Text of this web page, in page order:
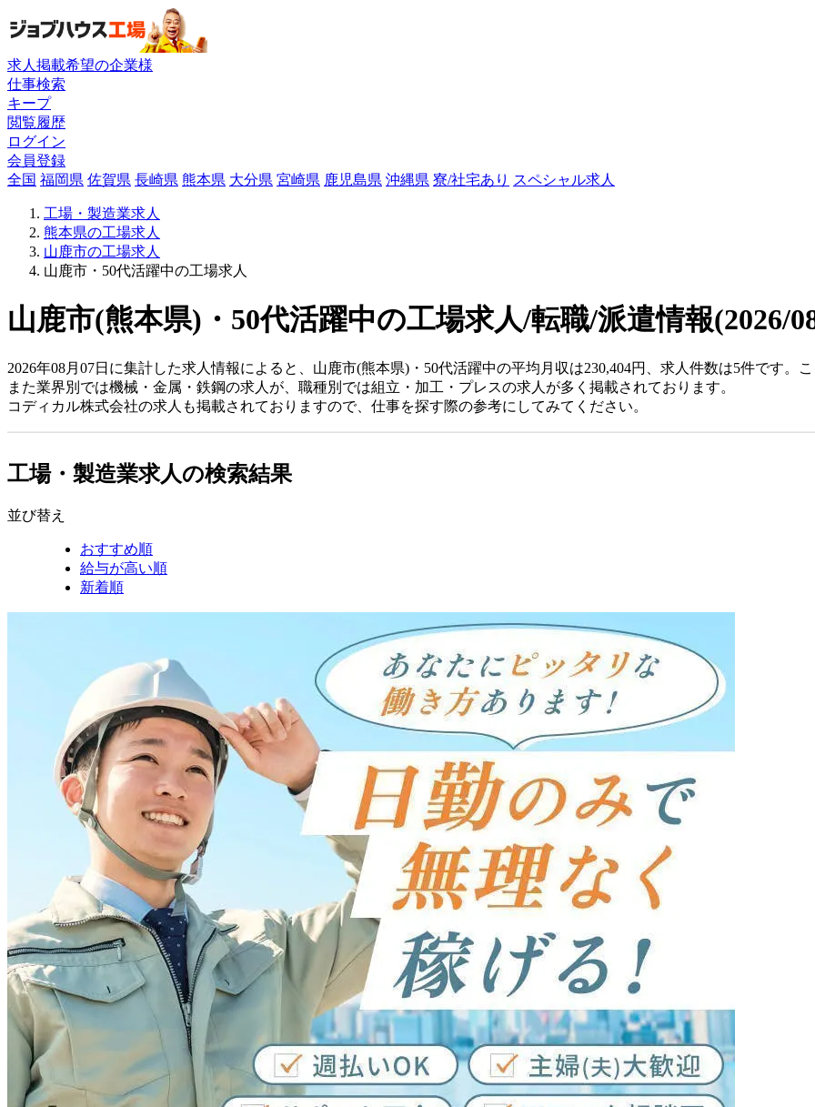
求人掲載希望の企業様
仕事検索
キープ
閲覧履歴
ログイン
会員登録
全国 福岡県 佐賀県 長崎県 熊本県 大分県 宮崎県 鹿児島県 沖縄県 寮/社宅あり スペシャル求人
工場・製造業求人
熊本県の工場求人
山鹿市の工場求人
山鹿市・50代活躍中の工場求人
山鹿市(熊本県)・50代活躍中の工場求人/転職/派遣情報(2026/
2026年08月07日に集計した求人情報によると、山鹿市(熊本県)・50代活躍中の平均月収は230,404円、求人件数は5件です。
また業界別では機械・金属・鉄鋼の求人が、職種別では組立・加工・プレスの求人が多く掲載されております。
コディカル株式会社の求人も掲載されておりますので、仕事を探す際の参考にしてみてください。
工場・製造業求人の検索結果
並び替え
おすすめ順
給与が高い順
新着順